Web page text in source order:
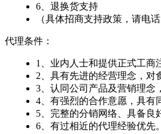
6、退换货支持
（具体招商支持政策，请电
代理条件：
1、业内人士和提供正式工商
2、具有先进的经营理念，对
3、认同公司产品及营销理念
4、有强烈的合作意愿，具有
5、完整的分销网络、具备良
6、有过相近的代理经验优先。